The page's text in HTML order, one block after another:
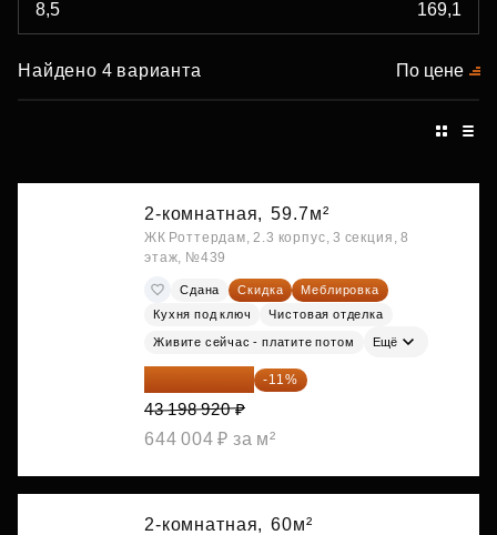
Найдено 4 варианта По цене
2-комнатная, 59.7м²
ЖК Роттердам, 2.3 корпус, 3 секция, 8
этаж, №439
Сдана Скидка
Меблировка
Кухня под ключ
Чистовая отделка
Живите сейчас - платите потом Ещё
38 447 039 ₽ -11%
43 198 920 ₽
644 004 ₽ за м²
2-комнатная, 60м²